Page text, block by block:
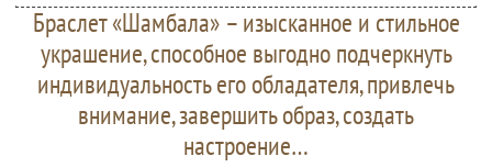
Браслет «Шамбала» – изысканное и стильное
украшение, способное выгодно подчеркнуть
индивидуальность его обладателя, привлечь
внимание, завершить образ, создать
настроение…